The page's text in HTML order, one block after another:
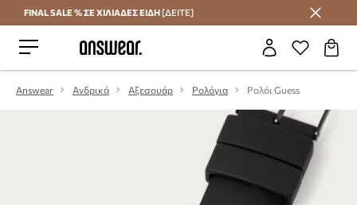
Εξοικονομήστε με το Answear Club
FINAL SALE % ΣΕ ΧΙΛΙΑΔΕΣ ΕΙΔΗ [ΔΕΙΤΕ]
Answear Ανδρικά Αξεσουάρ Ρολόγια Ρολόι Guess